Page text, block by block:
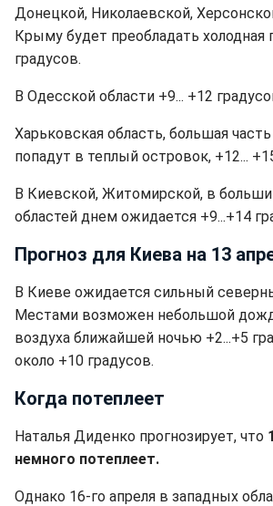
Донецкой, Николаевской,
Крыму будет преобладать холодная
градусов.
В Одесской области +9... +12
Харьковская область, большая
попадут в теплый островок, +12...
В Киевской, Житомирской, в
областей днем ожидается +9...+14
Прогноз для Киева на 13
В Киеве ожидается сильный
Местами возможен небольшой
воздуха ближайшей ночью +2...+5
около +10 градусов.
Когда потеплеет
Наталья Диденко прогнозирует, что
немного потеплеет.
Однако 16-го апреля в западных